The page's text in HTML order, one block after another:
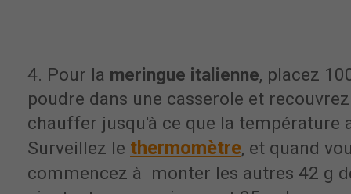
4. Pour la meringue italienne, placez
poudre dans une casserole et
chauffer jusqu'à ce que la température
Surveillez le thermomètre, et quand
commencez à monter les autres 42 g